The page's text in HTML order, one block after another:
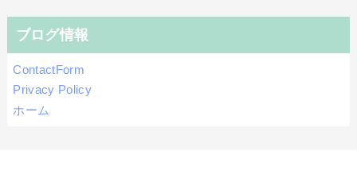
ブログ情報
ContactForm
Privacy Policy
ホーム